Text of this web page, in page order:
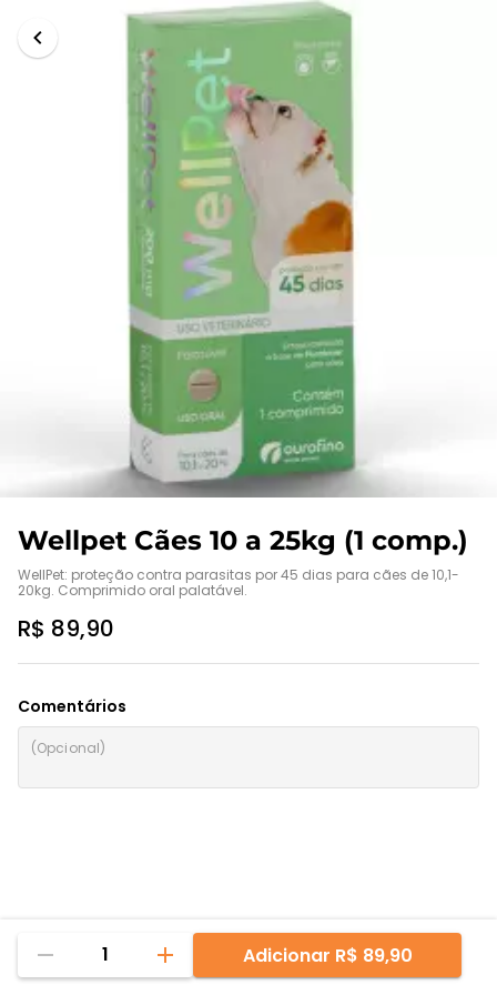
Wellpet Cães 10 a 25kg (1 comp.)
WellPet: proteção contra parasitas por 45 dias para cães de 10,1-
20kg. Comprimido oral palatável.
R$ 89,90
Comentários
1 Adicionar R$ 89,90